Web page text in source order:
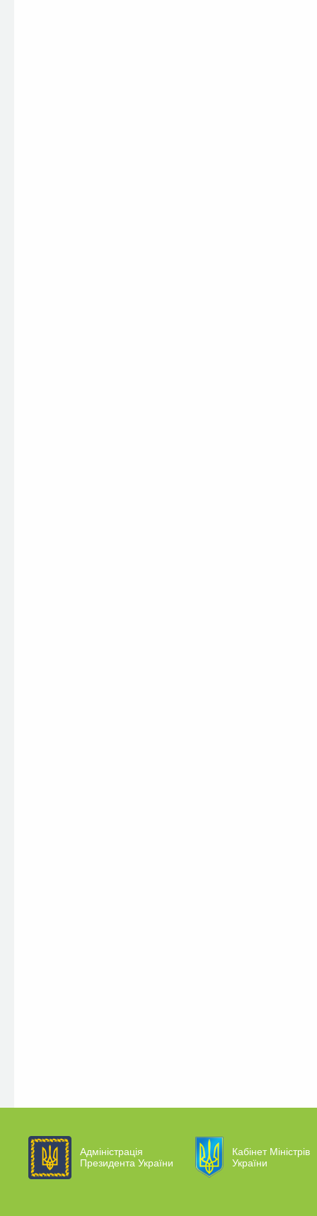
Адміністрація
Президента України
Кабінет Міністрів
України